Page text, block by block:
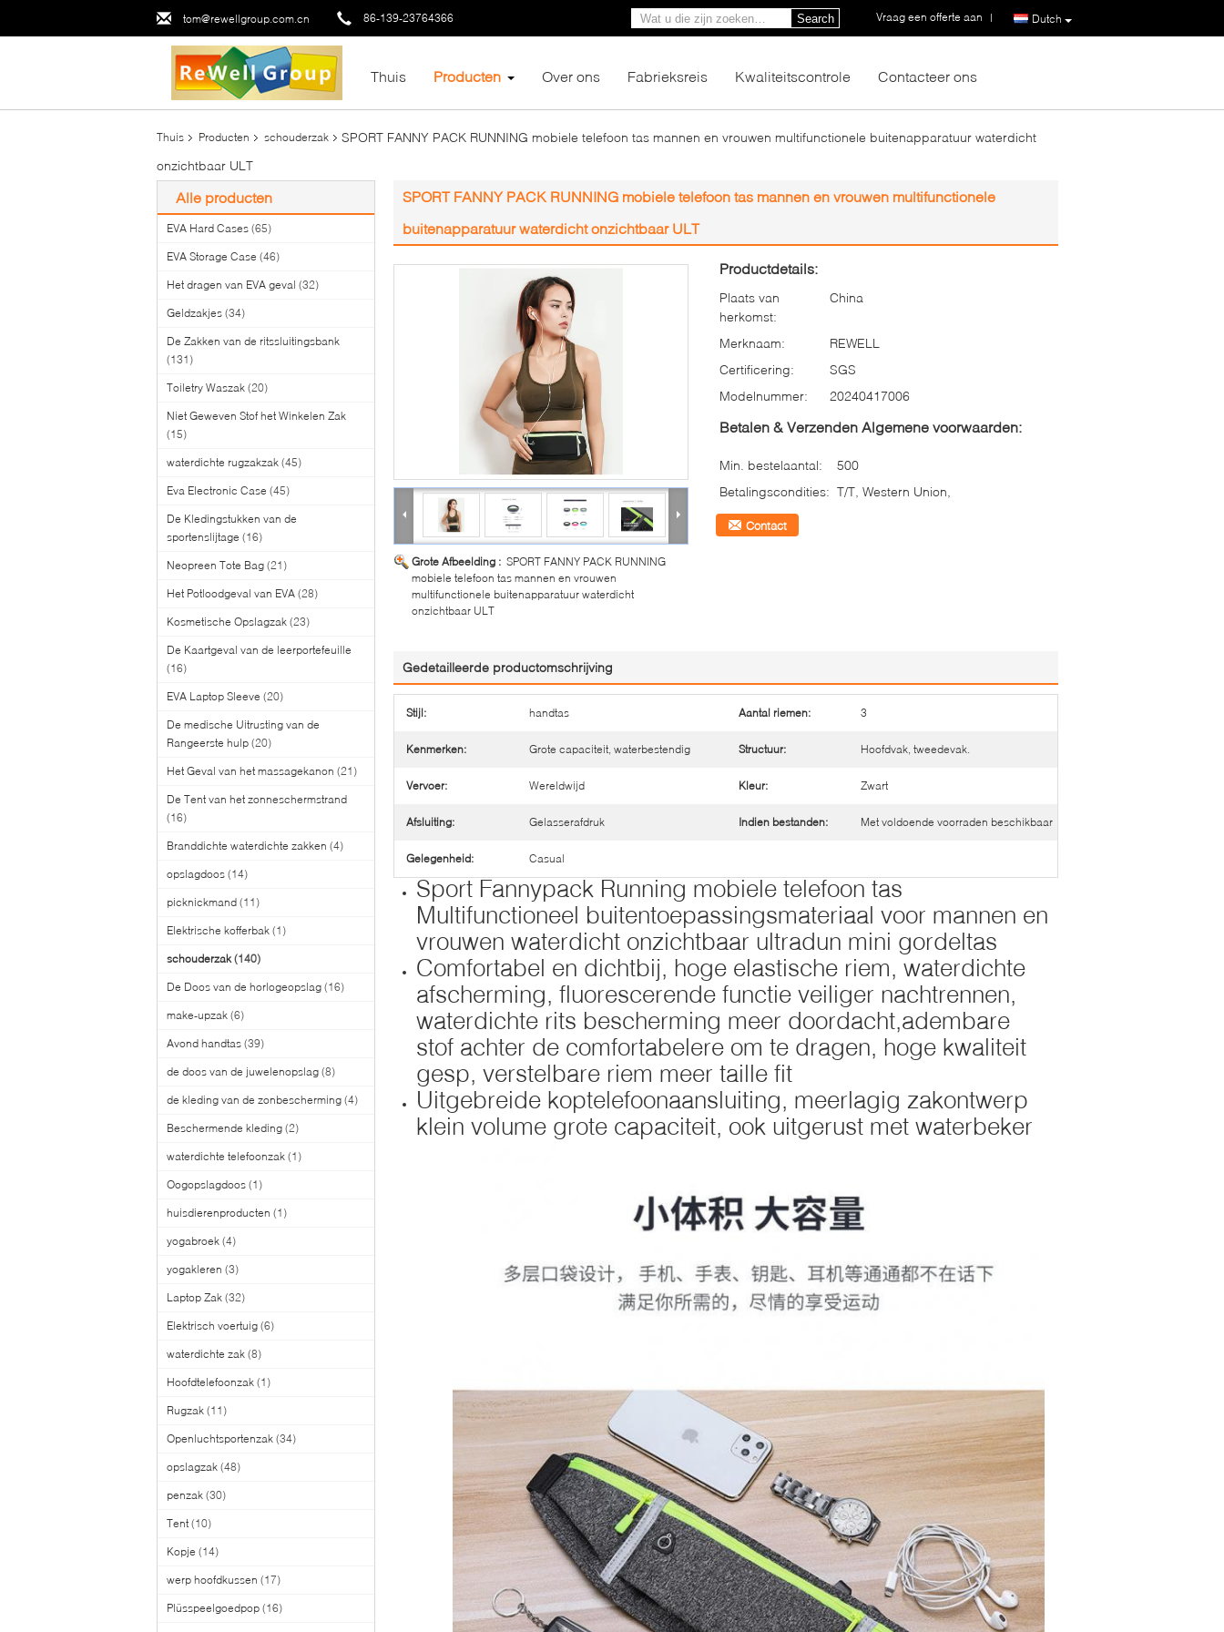
tom@rewellgroup.com.cn 86-139-23764366 Dutch
Vraag een offerte aan |
Search
Thuis Producten Over ons Fabrieksreis Kwaliteitscontrole Contacteer ons
Thuis Producten schouderzak
SPORT FANNY PACK RUNNING mobiele telefoon tas mannen en vrouwen multifunctionele buitenapparatuur waterdicht
onzichtbaar ULT
Alle producten
EVA Hard Cases (65)
EVA Storage Case (46)
Het dragen van EVA geval (32)
Geldzakjes (34)
De Zakken van de ritssluitingsbank
(131)
Toiletry Waszak (20)
Niet Geweven Stof het Winkelen Zak
(15)
waterdichte rugzakzak (45)
Eva Electronic Case (45)
De Kledingstukken van de
sportenslijtage (16)
Neopreen Tote Bag (21)
Het Potloodgeval van EVA (28)
Kosmetische Opslagzak (23)
De Kaartgeval van de leerportefeuille
(16)
EVA Laptop Sleeve (20)
De medische Uitrusting van de
Rangeerste hulp (20)
Het Geval van het massagekanon (21)
De Tent van het zonneschermstrand
(16)
Branddichte waterdichte zakken (4)
opslagdoos (14)
picknickmand (11)
Elektrische kofferbak (1)
schouderzak (140)
De Doos van de horlogeopslag (16)
make-upzak (6)
Avond handtas (39)
de doos van de juwelenopslag (8)
de kleding van de zonbescherming (4)
Beschermende kleding (2)
waterdichte telefoonzak (1)
Oogopslagdoos (1)
huisdierenproducten (1)
yogabroek (4)
yogakleren (3)
Laptop Zak (32)
Elektrisch voertuig (6)
waterdichte zak (8)
Hoofdtelefoonzak (1)
Rugzak (11)
Openluchtsportenzak (34)
opslagzak (48)
penzak (30)
Tent (10)
Kopje (14)
werp hoofdkussen (17)
Plüsspeelgoedpop (16)
SPORT FANNY PACK RUNNING mobiele telefoon tas mannen en vrouwen multifunctionele
buitenapparatuur waterdicht onzichtbaar ULT
Grote Afbeelding : SPORT FANNY PACK RUNNING
mobiele telefoon tas mannen en vrouwen
multifunctionele buitenapparatuur waterdicht
onzichtbaar ULT
Productdetails:
Plaats van
herkomst:
China
Merknaam:
REWELL
Certificering:
SGS
Modelnummer:
20240417006
Betalen & Verzenden Algemene voorwaarden:
Min. bestelaantal:
500
Betalingscondities: T/T, Western Union,
Contact
Gedetailleerde productomschrijving
Stijl: handtas Aantal riemen: 3
Kenmerken: Grote capaciteit, waterbestendig Structuur: Hoofdvak, tweedevak.
Vervoer: Wereldwijd Kleur: Zwart
Afsluiting: Gelasserafdruk Indien bestanden: Met voldoende voorraden beschikbaar
Gelegenheid: Casual
Sport Fannypack Running mobiele telefoon tas
Multifunctioneel buitentoepassingsmateriaal voor mannen en
vrouwen waterdicht onzichtbaar ultradun mini gordeltas
Comfortabel en dichtbij, hoge elastische riem, waterdichte
afscherming, fluorescerende functie veiliger nachtrennen,
waterdichte rits bescherming meer doordacht,adembare
stof achter de comfortabelere om te dragen, hoge kwaliteit
gesp, verstelbare riem meer taille fit
Uitgebreide koptelefoonaansluiting, meerlagig zakontwerp
klein volume grote capaciteit, ook uitgerust met waterbeker